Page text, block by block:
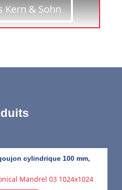
Kern & Sohn
cylindrique 100 mm,